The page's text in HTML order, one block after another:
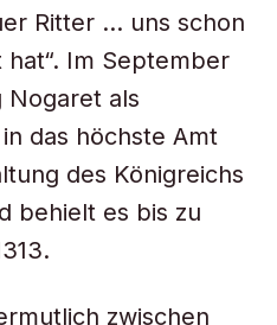
Ritter … uns schon
Im September
Nogaret als
das höchste Amt
des Königreichs
behielt es bis zu
zwischen